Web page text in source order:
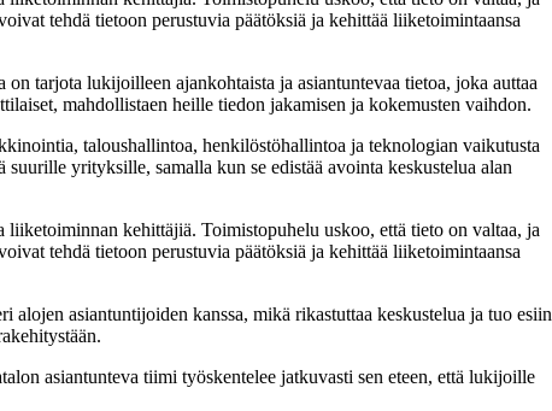
tehdä tietoon perustuvia päätöksiä ja kehittää liiketoimintaansa
tarjota lukijoilleen ajankohtaista ja asiantuntevaa tietoa, joka auttaa
mahdollistaen heille tiedon jakamisen ja kokemusten vaihdon.
taloushallintoa, henkilöstöhallintoa ja teknologian vaikutusta
yrityksille, samalla kun se edistää avointa keskustelua alan
kehittäjiä. Toimistopuhelu uskoo, että tieto on valtaa, ja
tehdä tietoon perustuvia päätöksiä ja kehittää liiketoimintaansa
asiantuntijoiden kanssa, mikä rikastuttaa keskustelua ja tuo esiin
asiantunteva tiimi työskentelee jatkuvasti sen eteen, että lukijoille